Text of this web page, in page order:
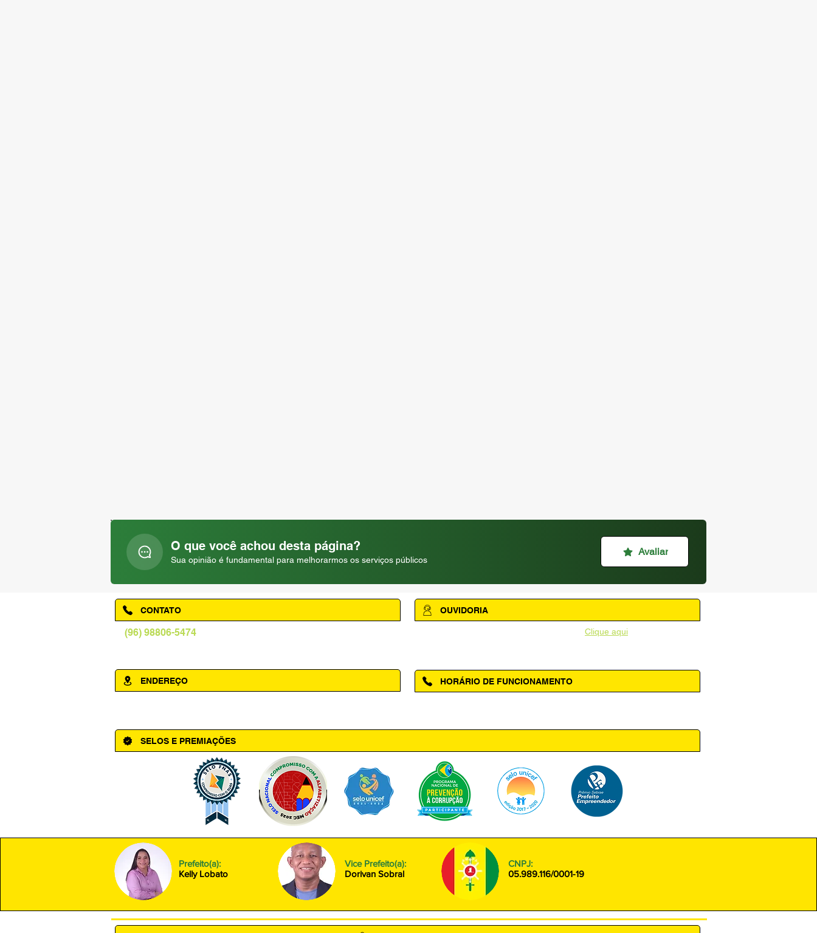
O que você achou desta página?
Sua opinião é fundamental para melhorarmos os serviços públicos
Avaliar
(96) 98806-5474
CONTATO
ENDEREÇO
Clique aqui
OUVIDORIA
HORÁRIO DE FUNCIONAMENTO
SELOS E PREMIAÇÕES
Prefeito(a):
Kelly Lobato
Vice Prefeito(a):
Dorivan Sobral
CNPJ:
05.989.116/0001-19